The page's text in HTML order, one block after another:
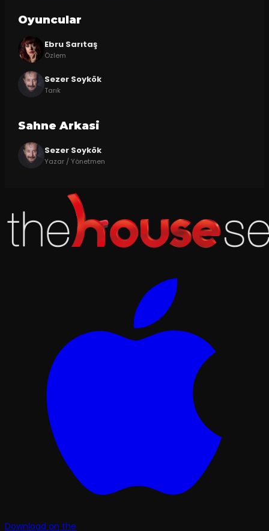
Oyuncular
Ebru Sarıtaş
Özlem
Sezer Soykök
Tarık
Sahne Arkasi
Sezer Soykök
Yazar / Yönetmen
Download on the